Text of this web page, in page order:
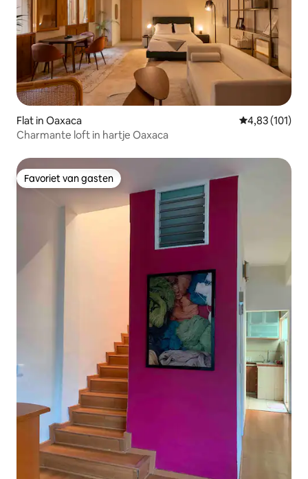
Flat in Oaxaca Gemiddelde
4,83 (101)
Charmante loft in hartje Oaxaca
Favoriet van gasten
Favoriet van gasten